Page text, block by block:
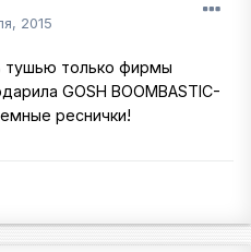
2015
тушью только фирмы
GOSH BOOMBASTIC-
реснички!